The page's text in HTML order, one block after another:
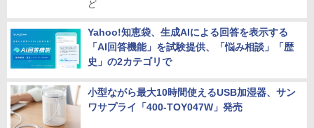
ど
Yahoo!知恵袋、生成AIによる回答を表示する
「AI回答機能」を試験提供、「悩み相談」「歴
史」の2カテゴリで
小型ながら最大10時間使えるUSB加湿器、サン
ワサプライ「400-TOY047W」発売